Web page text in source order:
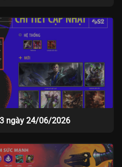
ngày 24/06/2026